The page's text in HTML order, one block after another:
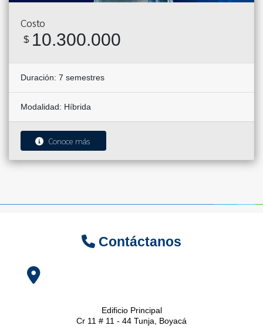
Costo
$ 10.300.000
Duración: 7 semestres
Modalidad: Híbrida
Conoce más
Contáctanos
Edificio Principal
Cr 11 # 11 - 44 Tunja, Boyacá